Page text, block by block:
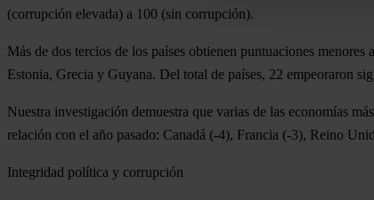
(corrupción elevada) a 100 (sin corrupción).
Más de dos tercios de los países obtienen puntuaciones
Estonia, Grecia y Guyana. Del total de países, 22 empeoraron
Nuestra investigación demuestra que varias de las economías
relación con el año pasado: Canadá (-4), Francia (-3), Reino
Integridad política y corrupción